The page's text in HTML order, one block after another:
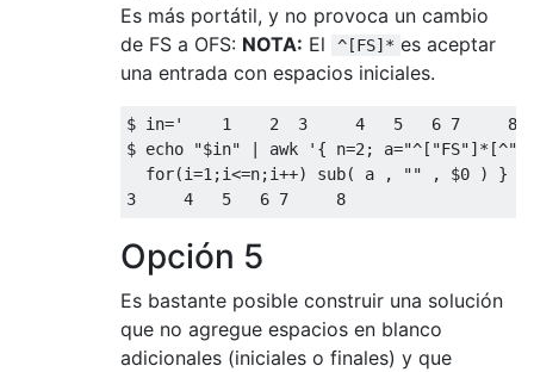
Es más portátil, y no provoca un cambio
de FS a OFS: NOTA: El ^[FS]* es aceptar
una entrada con espacios iniciales.
$ in='    1    2  3     4   5   6 7     8
$ echo
"$in" | awk
'{ n=2;
for(i=1;i<=n;i++) sub( a , "" , $0 ) } 1
3
4 5 6 7 8
Opción 5
Es bastante posible construir una solución
que no agregue espacios en blanco
adicionales (iniciales o finales) y que